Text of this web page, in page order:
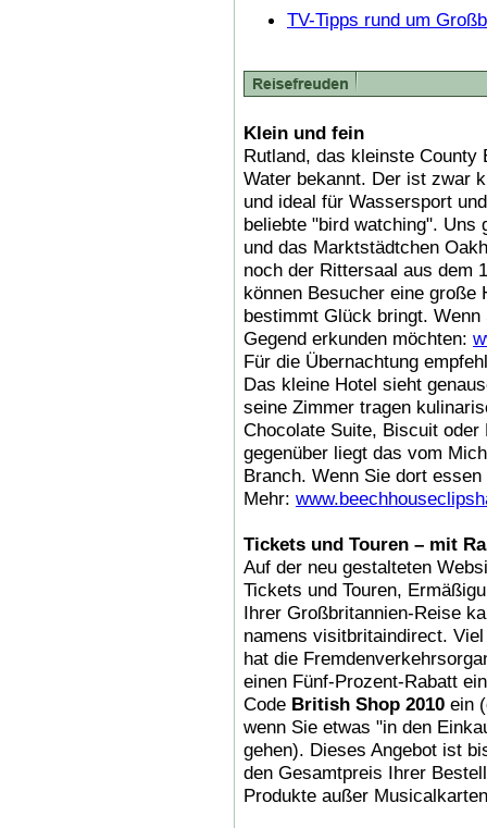
TV-Tipps rund um
Klein und fein
Rutland, das kleinste County
Water bekannt. Der ist zwar
und ideal für Wassersport
beliebte "bird watching". Uns
und das Marktstädtchen
noch der Rittersaal aus dem
können Besucher eine große
bestimmt Glück bringt.
Gegend erkunden möchten:
Für die Übernachtung
Das kleine Hotel sieht
seine Zimmer tragen
Chocolate Suite, Biscuit
gegenüber liegt das vom
Branch. Wenn Sie dort
Mehr:
Tickets und Touren – mit
Auf der neu gestalteten
Tickets und Touren,
Ihrer Großbritannien-Reise
namens visitbritaindirect.
hat die
einen Fünf-Prozent-Rabatt
Code British Shop 2010 ein
wenn Sie etwas "in den
gehen). Dieses Angebot ist
den Gesamtpreis Ihrer
Produkte außer